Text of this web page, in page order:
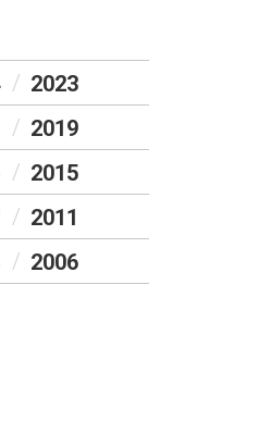
2023
2019
2015
2011
2006